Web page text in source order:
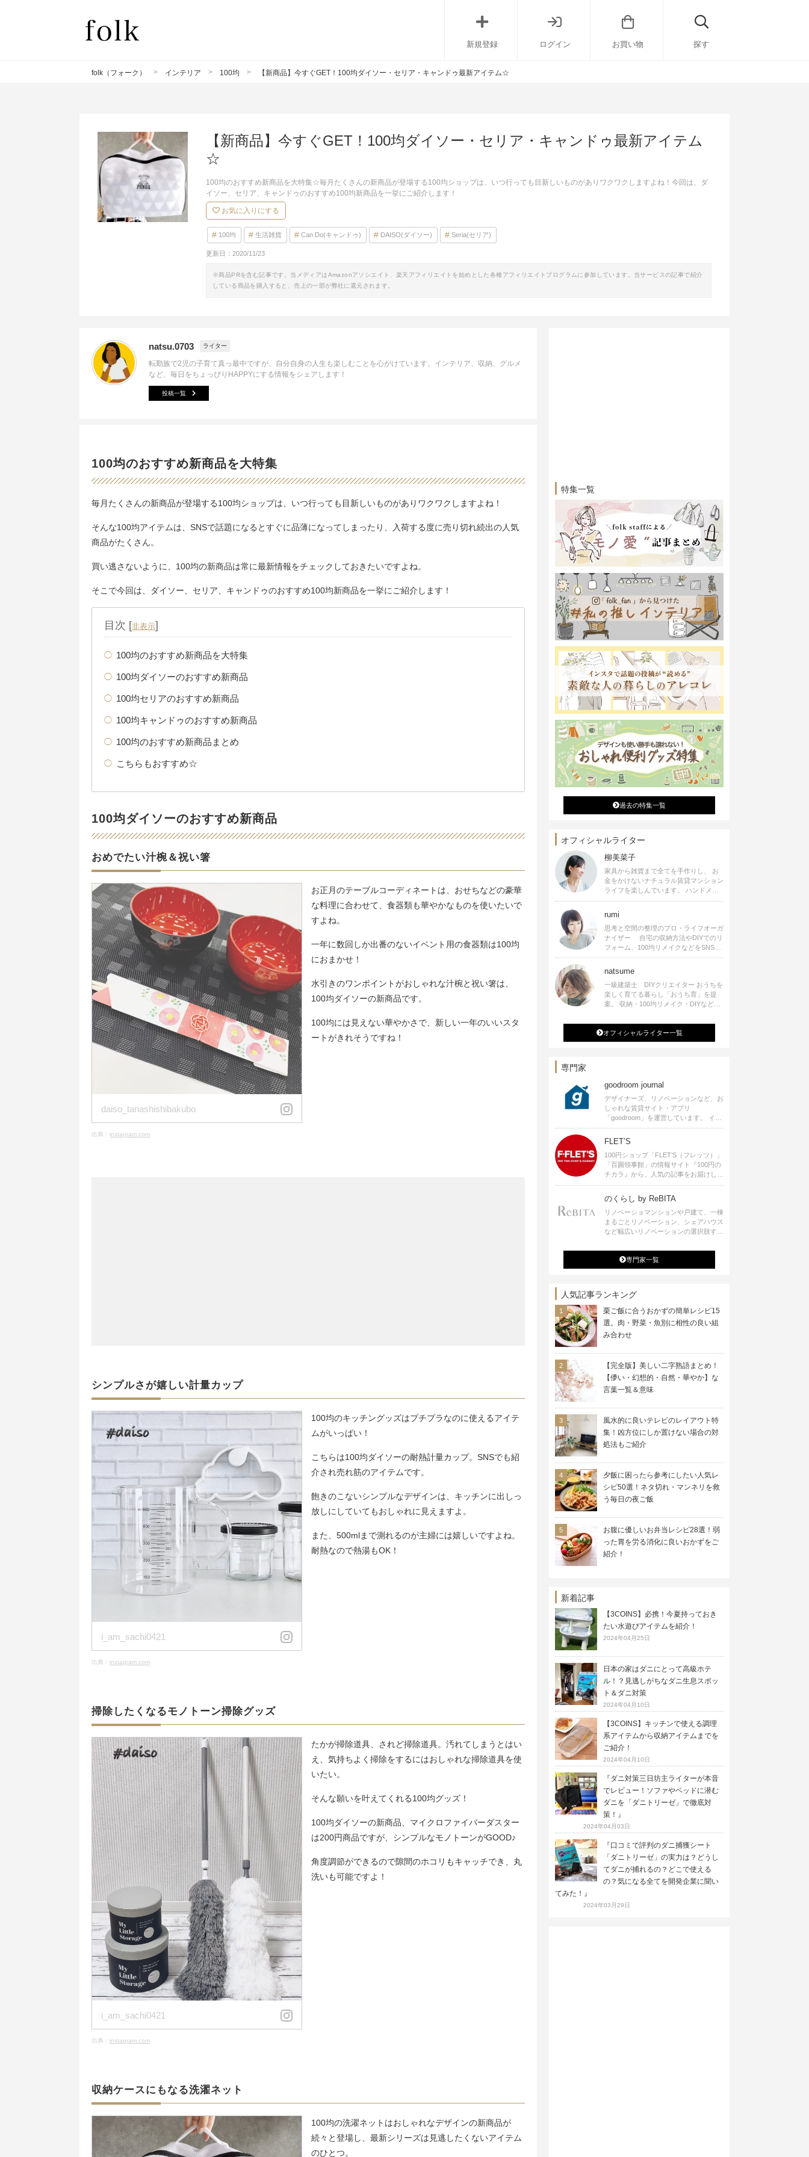
新規登録 ログイン お買い物 探す
folk（フォーク） インテリア 100均 【新商品】今すぐGET！100均ダイソー・セリア・キャンドゥ最新アイテム☆
【新商品】今すぐGET！100均ダイソー・セリア・キャンドゥ最新アイテム
☆
100均のおすすめ新商品を大特集☆毎月たくさんの新商品が登場する100均ショップは、いつ行っても目新しいものがありワクワクしますよね！今回は、ダ
イソー、セリア、キャンドゥのおすすめ100均新商品を一挙にご紹介します！
お気に入りにする
100均 生活雑貨 Can Do(キャンドゥ) DAISO(ダイソー) Seria(セリア)
更新日： 2020/11/23
※商品PRを含む記事です。当メディアはAmazonアソシエイト、楽天アフィリエイトを始めとした各種アフィリエイトプログラムに参加しています。当サービスの記事で紹介
している商品を購入すると、売上の一部が弊社に還元されます。
natsu.0703 ライター
転勤族で2児の子育て真っ最中ですが、自分自身の人生も楽しむことを心がけています。インテリア、収納、グルメ
など、毎日をちょっぴりHAPPYにする情報をシェアします！
投稿一覧
100均のおすすめ新商品を大特集
毎月たくさんの新商品が登場する100均ショップは、いつ行っても目新しいものがありワクワクしますよね！
そんな100均アイテムは、SNSで話題になるとすぐに品薄になってしまったり、入荷する度に売り切れ続出の人気
商品がたくさん。
買い逃さないように、100均の新商品は常に最新情報をチェックしておきたいですよね。
そこで今回は、ダイソー、セリア、キャンドゥのおすすめ100均新商品を一挙にご紹介します！
目次 [非表示]
100均のおすすめ新商品を大特集
100均ダイソーのおすすめ新商品
100均セリアのおすすめ新商品
100均キャンドゥのおすすめ新商品
100均のおすすめ新商品まとめ
こちらもおすすめ☆
100均ダイソーのおすすめ新商品
おめでたい汁椀＆祝い箸
daiso_tanashishibakubo
出典： instagram.com
お正月のテーブルコーディネートは、おせちなどの豪華
な料理に合わせて、食器類も華やかなものを使いたいで
すよね。
一年に数回しか出番のないイベント用の食器類は100均
におまかせ！
水引きのワンポイントがおしゃれな汁椀と祝い箸は、
100均ダイソーの新商品です。
100均には見えない華やかさで、新しい一年のいいスタ
ートがきれそうですね！
シンプルさが嬉しい計量カップ
i_am_sachi0421
出典： instagram.com
100均のキッチングッズはプチプラなのに使えるアイテ
ムがいっぱい！
こちらは100均ダイソーの耐熱計量カップ。SNSでも紹
介され売れ筋のアイテムです。
飽きのこないシンプルなデザインは、キッチンに出しっ
放しにしていてもおしゃれに見えますよ。
また、500mlまで測れるのが主婦には嬉しいですよね。
耐熱なので熱湯もOK！
掃除したくなるモノトーン掃除グッズ
i_am_sachi0421
出典： instagram.com
たかが掃除道具、されど掃除道具。汚れてしまうとはい
え、気持ちよく掃除をするにはおしゃれな掃除道具を使
いたい。
そんな願いを叶えてくれる100均グッズ！
100均ダイソーの新商品、マイクロファイバーダスター
は200円商品ですが、シンプルなモノトーンがGOOD♪
角度調節ができるので隙間のホコリもキャッチでき、丸
洗いも可能ですよ！
収納ケースにもなる洗濯ネット
100均の洗濯ネットはおしゃれなデザインの新商品が
続々と登場し、最新シリーズは見逃したくないアイテム
のひとつ。
特集一覧
過去の特集一覧
オフィシャルライター
柳美菜子
家具から雑貨まで全てを手作りし、 お
金をかけないナチュラル賃貸マンション
ライフを楽しんでいます。 ハンドメイ
ド雑貨やインテリアに関する著書も出
ます。
rumi
思考と空間の整理のプロ・ライフオーガ
ナイザー 自宅の収納方法やDIYでのリ
フォーム、100均リメイクなどをSNSで
公開中。 収納やリメイク、インテリア
シピ提供、店舗プロデュース 2016年９
月に宝島社より【Rumiのおうち時間を
楽しむインテリア】を出版しました。
natsume
一級建築士 DIYクリエイター おうちを
楽しく育てる暮らし「おうち育」を提
案。 収納・100均リメイク・DIYなどお
発信中。 著書 なつめさんちの新しい
のになつかしいアンティークな部屋つく
り 雑誌掲載・TV出演・コラム執筆・
オフィシャルライター一覧
専門家
goodroom journal
デザイナーズ、リノベーションなど、お
しゃれな賃貸サイト・アプリ
「goodroom」を運営しています。 イン
テリアや、ひとり暮らし、ふたり暮らし
のアイディアなど、賃貸でも自分らしい
暮らしを楽しむためのヒントをお届けし
ます。
FLET’S
100円ショップ「FLET’S（フレッツ）」
「百圓領事館」の情報サイト『100円の
チカラ』から、人気の記事をお届けしま
す。
のくらし by ReBITA
リノベーショマンションや戸建て、一棟
まるごとリノベーション、シェアハウス
など幅広いリノベーションの選択肢すべ
ジ・シェアスペースなど、「住む」だけ
ではなく「働く」「遊ぶ」「学ぶ」「旅
する」といった領域でも、暮らしや生き
専門家一覧
人気記事ランキング
栗ご飯に合うおかずの簡単レシピ15
選。肉・野菜・魚別に相性の良い組
み合わせ
【完全版】美しい二字熟語まとめ！
【儚い・幻想的・自然・華やか】な
言葉一覧＆意味
風水的に良いテレビのレイアウト特
集！凶方位にしか置けない場合の対
処法もご紹介
夕飯に困ったら参考にしたい人気レ
シピ50選！ネタ切れ・マンネリを救
う毎日の夜ご飯
お腹に優しいお弁当レシピ28選！弱
った胃を労る消化に良いおかずをご
紹介！
新着記事
【3COINS】必携！今夏持っておき
たい水遊びアイテムを紹介！
2024年04月25日
日本の家はダニにとって高級ホテ
ル！？見逃しがちなダニ生息スポッ
ト＆ダニ対策
2024年04月10日
【3COINS】キッチンで使える調理
系アイテムから収納アイテムまでを
ご紹介！
2024年04月10日
『ダニ対策三日坊主ライターが本音
でレビュー！ソファやベッドに潜む
ダニを「ダニトリーゼ」で徹底対
策！』
2024年04月03日
『口コミで評判のダニ捕獲シート
「ダニトリーゼ」の実力は？どうし
てダニが捕れるの？どこで使える
の？気になる全てを開発企業に聞い
てみた！』
2024年03月29日